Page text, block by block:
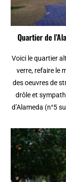
Quartier de
Voici le quartier
verre, refaire le
des oeuvres de
drôle et
d’Alameda (n°5